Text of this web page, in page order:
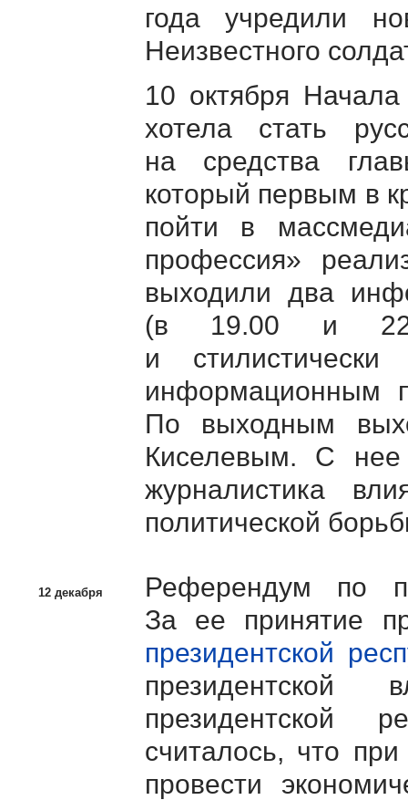
года
Неизвестного
10 октября
хотела стать
на средства
который первым в
пойти в
профессия»
выходили два
(в 19.00 и
и стилистически
информационным
По выходным
Киселевым. С нее
журналистика
политической
12 декабря
Референдум по
За ее принятие
президентской
президентской
считалось, что
провести